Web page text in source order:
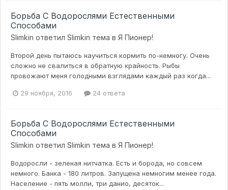
Борьба С Водорослями Естественными
Способами
Slimkin ответил Slimkin тема в Я Пионер!
Второй день пытаюсь научиться кормить по-немногу. Очень
сложно не свалиться в обратную крайность. Рыбы
провожают меня голодными взглядами каждый раз когда...
29 ноября, 2016 24 ответа
Борьба С Водорослями Естественными
Способами
Slimkin ответил Slimkin тема в Я Пионер!
Водоросли - зеленая нитчатка. Есть и борода, но совсем
немного. Банка - 180 литров. Запущена немногим менее года.
Население - пять молли, три данио, десяток...